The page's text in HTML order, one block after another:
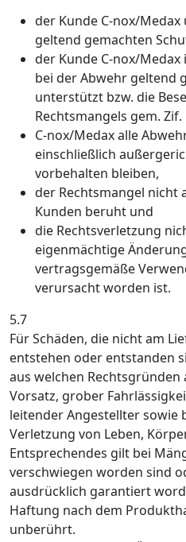
der Kunde C-nox/
geltend gemachten
der Kunde C-nox/
bei der Abwehr geltend
unterstützt bzw. die
Rechtsmangels gem.
C-nox/Medax alle
einschließlich
vorbehalten bleiben,
der Rechtsmangel nicht
Kunden beruht und
die Rechtsverletzung
eigenmächtige
vertragsgemäße
verursacht worden ist.
5.7
Für Schäden, die nicht am
entstehen oder entstanden
aus welchen
Vorsatz, grober
leitender Angestellter sowie
Verletzung von Leben,
Entsprechendes gilt bei
verschwiegen worden sind
ausdrücklich garantiert
Haftung nach dem
unberührt.